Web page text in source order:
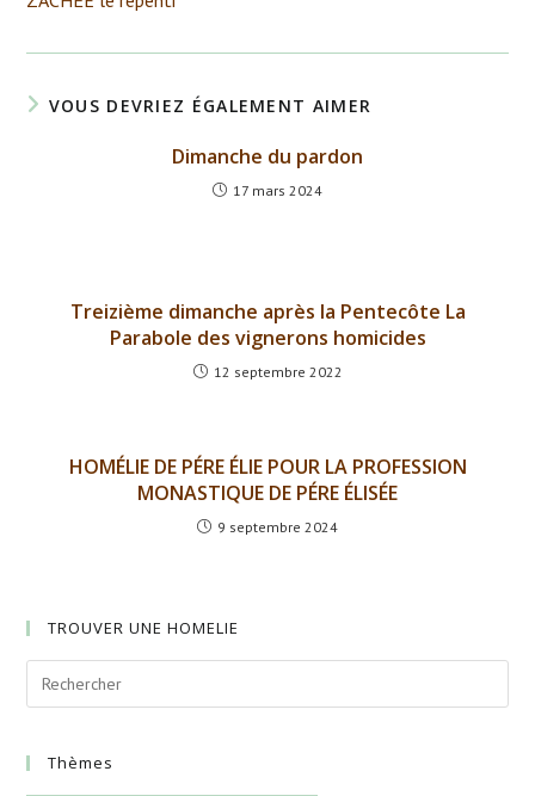
articles
VOUS DEVRIEZ ÉGALEMENT AIMER
Dimanche du pardon
17 mars 2024
Treizième dimanche après la Pentecôte La
Parabole des vignerons homicides
12 septembre 2022
HOMÉLIE DE PÉRE ÉLIE POUR LA PROFESSION
MONASTIQUE DE PÉRE ÉLISÉE
9 septembre 2024
TROUVER UNE HOMELIE
Thèmes